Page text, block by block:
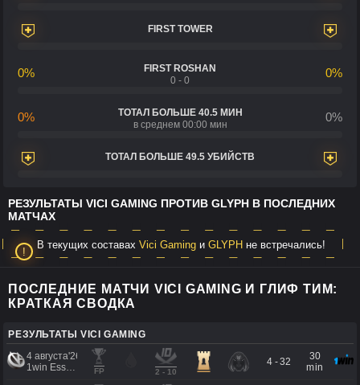
FIRST TOWER
0%
FIRST ROSHAN
0 - 0
0%
0%
ТОТАЛ БОЛЬШЕ 40.5 МИН
в среднем 00:00 мин
0%
ТОТАЛ БОЛЬШЕ 49.5 УБИЙСТВ
РЕЗУЛЬТАТЫ VICI GAMING ПРОТИВ GLYPH В ПОСЛЕДНИХ
МАТЧАХ
В текущих составах Vici Gaming и GLYPH не встречались!
ПОСЛЕДНИЕ МАТЧИ VICI GAMING И ГЛИФ ТИМ:
КРАТКАЯ СВОДКА
РЕЗУЛЬТАТЫ VICI GAMING
4 августа'26
FP 2 - 10
4 - 32
30
min